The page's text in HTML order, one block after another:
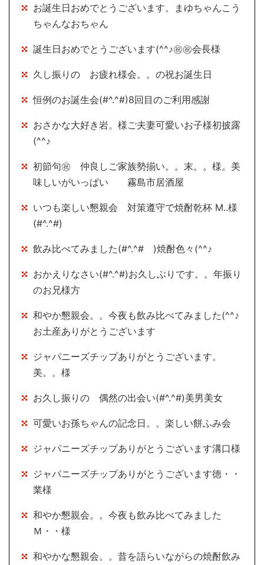
お誕生日おめでとうございます。まゆちゃんこう
ちゃんなおちゃん
誕生日おめでとうございます(^^♪㊗㊗会長様
久し振りの お疲れ様会。。の祝お誕生日
恒例のお誕生会(#^.^#)8回目のご利用感謝
おさかな大好き岩。様ご夫妻可愛いお子様初披露
(^^♪
初節句㊗ 仲良しご家族勢揃い。。末。。様。美
味しいがいっぱい 霧島市居酒屋
いつも楽しい懇親会 対策遵守で焼酎乾杯 M..様
(#^.^#)
飲み比べてみました(#^.^# )焼酎色々(^^♪
おかえりなさい(#^.^#)お久しぶりです。。年振り
のお兄様方
和やか懇親会。。今夜も飲み比べてみました(^^♪
お土産ありがとうございます
ジャパニーズチップありがとうございます。
美。。様
お久し振りの 偶然の出会い(#^.^#)美男美女
可愛いお孫ちゃんの記念日。。楽しい餅ふみ会
ジャパニーズチップありがとうございます溝口様
ジャパニーズチップありがとうございます徳・・
業様
和やか懇親会。。今夜も飲み比べてみました
Ｍ・・様
和やかな懇親会。。昔を語らいながらの焼酎飲み